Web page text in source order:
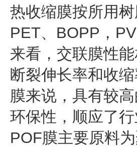
热收缩膜按所用
PET、BOPP，
来看，交联膜性
断裂伸长率和收
膜来说，具有较
环保性，顺应了
POF膜主要原料